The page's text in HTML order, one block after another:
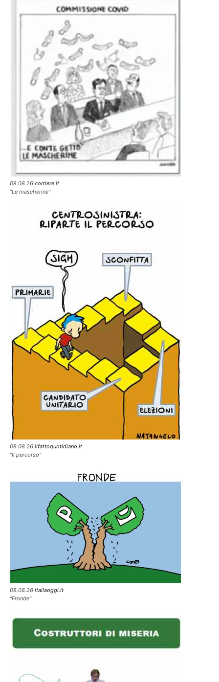
08.08.26 corriere.it
"Le mascherine"
08.08.26 ilfattoquotidiano.it
"Il percorso"
08.08.26 italiaoggi.it
"Fronde"